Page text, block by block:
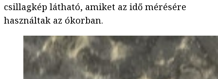
csillagkép látható, amiket az idő mérésére
használtak az ókorban.